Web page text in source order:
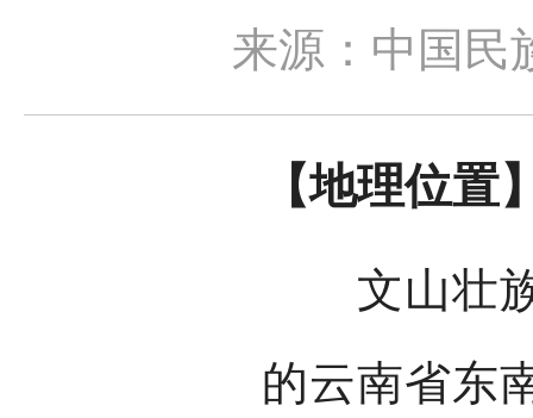
来源：中国民
【地理位置
文山壮族
的云南省东